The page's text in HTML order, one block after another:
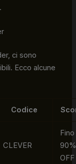
ci sono
Ecco alcune
Codice
CLEVER
OFF